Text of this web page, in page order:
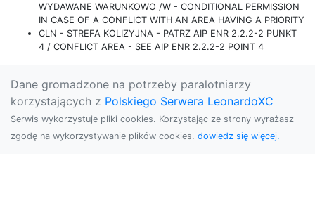
WYDAWANE WARUNKOWO /W - CONDITIONAL PERMISSION
IN CASE OF A CONFLICT WITH AN AREA HAVING A PRIORITY
CLN - STREFA KOLIZYJNA - PATRZ AIP ENR 2.2.2-2 PUNKT
4 / CONFLICT AREA - SEE AIP ENR 2.2.2-2 POINT 4
Dane gromadzone na potrzeby paralotniarzy
korzystających z Polskiego Serwera LeonardoXC
Serwis wykorzystuje pliki cookies. Korzystając ze strony wyrażasz
zgodę na wykorzystywanie plików cookies. dowiedz się więcej.